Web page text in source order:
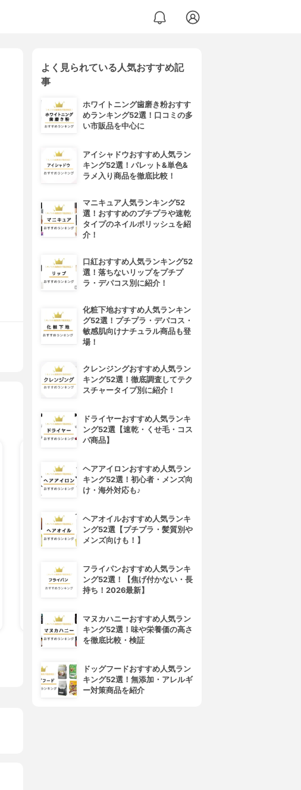
LEAF&BOTANICS(リーフアン
ドボタニクス)
ハンドソープ
¥759
JAMES MARTIN(ジェームズ
マーティン)
よく見られている人気おすすめ記
事
ホワイトニング歯磨き粉おすす
めランキング52選！口コミの多
い市販品を中心に
アイシャドウおすすめ人気ラン
キング52選！パレット&単色&
ラメ入り商品を徹底比較！
マニキュア人気ランキング52
選！おすすめのプチプラや速乾
タイプのネイルポリッシュを紹
介！
口紅おすすめ人気ランキング52
選！落ちないリップをプチプ
ラ・デパコス別に紹介！
化粧下地おすすめ人気ランキン
グ52選！プチプラ・デパコス・
敏感肌向けナチュラル商品も登
場！
クレンジングおすすめ人気ラン
キング52選！徹底調査してテク
スチャータイプ別に紹介！
ドライヤーおすすめ人気ランキ
ング52選【速乾・くせ毛・コス
パ商品】
ヘアアイロンおすすめ人気ラン
キング52選！初心者・メンズ向
け・海外対応も♪
ヘアオイルおすすめ人気ランキ
ング52選【プチプラ・髪質別や
メンズ向けも！】
フライパンおすすめ人気ランキ
ング52選！【焦げ付かない・長
持ち！2026最新】
マヌカハニーおすすめ人気ラン
キング52選！味や栄養価の高さ
を徹底比較・検証
ドッグフードおすすめ人気ラン
キング52選！無添加・アレルギ
ー対策商品を紹介